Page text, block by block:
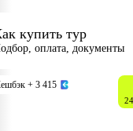
купить тур
оплата, документы
+ 3 415